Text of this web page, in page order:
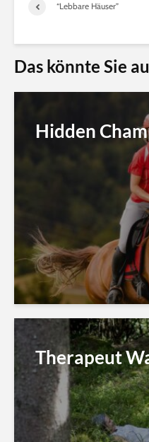
“Lebbare Häuser”
Das könnte Sie
Hidden
Therapeut